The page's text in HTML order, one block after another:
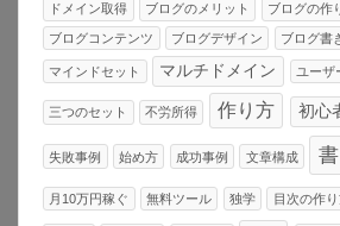
ドメイン取得 ブログのメリット ブログの作
ブログコンテンツ ブログデザイン ブログ書
マインドセット マルチドメイン ユーザ
三つのセット 不労所得 作り方 初心
失敗事例 始め方 成功事例 文章構成
月10万円稼ぐ 無料ツール 独学 目次の作